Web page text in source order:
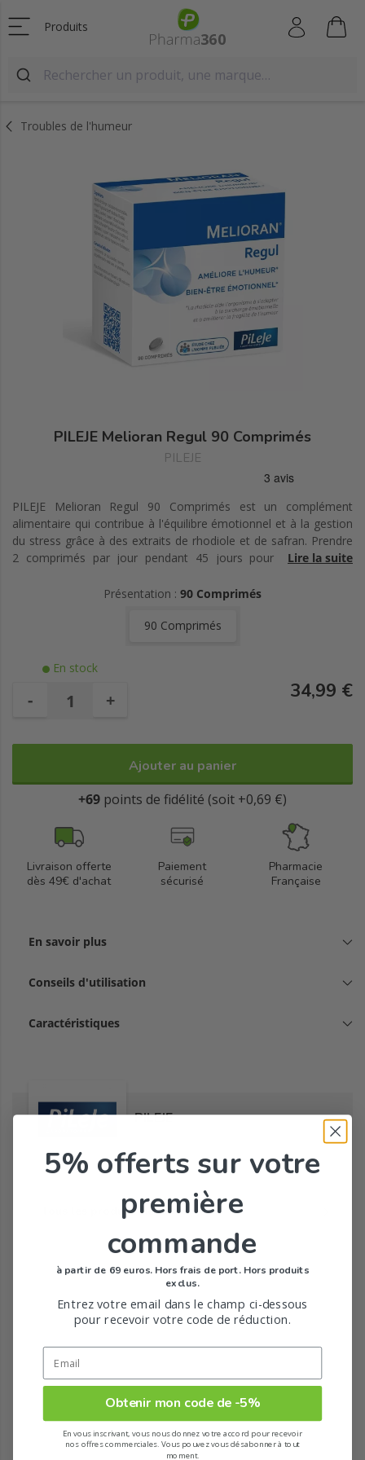
Produits
Troubles de l'humeur
PILEJE Melioran Regul 90 Comprimés
PILEJE
PILEJE Melioran Regul 90 Comprimés est un complément
alimentaire qui contribue à l'équilibre émotionnel et à la gestion
du stress grâce à des extraits de rhodiole et de safran. Prendre
2 comprimés par jour pendant 45 jours pour des résultats
Lire la suite
Présentation : 90 Comprimés
90 Comprimés
En stock
- + 34,99 €
Ajouter au panier
+69 points de fidélité (soit +0,69 €)
Livraison offerte
dès 49€ d'achat
Paiement
sécurisé
Pharmacie
Française
En savoir plus
Conseils d'utilisation
Caractéristiques
PILEJE
Tous les produits de la marque
5% offerts sur votre
première
commande
à partir de 69 euros. Hors frais de port. Hors produits
exclus.
Entrez votre email dans le champ ci-dessous
pour recevoir votre code de réduction.
Obtenir mon code de -5%
En vous inscrivant, vous nous donnez votre accord pour recevoir
nos offres commerciales. Vous pouvez vous désabonner à tout
moment.